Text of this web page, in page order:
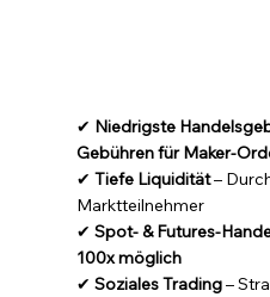
✔ Niedrigste
Gebühren für Maker-
✔ Tiefe Liquidität –
Marktteilnehmer
✔ Spot- & Futures-
100x möglich
✔ Soziales Trading –